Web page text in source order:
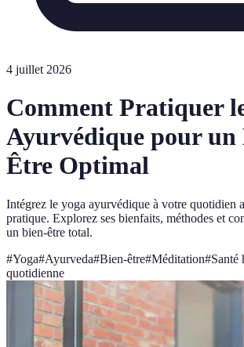
4 juillet 2026
Comment Pratiquer
Ayurvédique pour un
Être Optimal
Intégrez le yoga ayurvédique à votre quotidien
pratique. Explorez ses bienfaits, méthodes et
un bien-être total.
#Yoga#Ayurveda#Bien-être#Méditation#Santé
quotidienne